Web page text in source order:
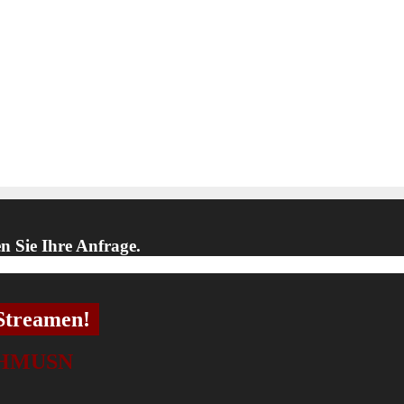
Sie Ihre Anfrage.